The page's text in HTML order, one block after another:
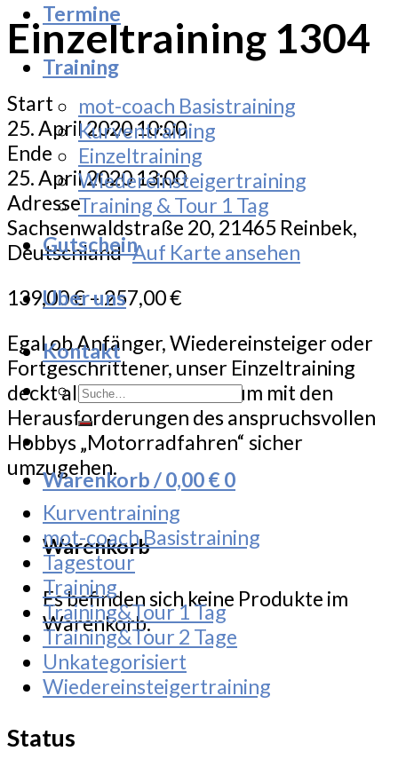
Termine
Training
mot-coach Basistraining
Kurventraining
Einzeltraining
Wiedereinsteigertraining
Training & Tour 1 Tag
Gutschein
Uber uns
Kontakt
Suche
nach:
Warenkorb /0,00€0
Warenkorb
Es befinden sich keine Produkte im
Warenkorb.
Einzeltraining 1304
Start
25. April 2020 10:00
Ende
25. April 2020 13:00
Adresse
Sachsenwaldstraße 20, 21465 Reinbek,
DeutschlandAuf Karte ansehen
139,00€–257,00€
Egal ob Anfänger, Wiedereinsteiger oder
Fortgeschrittener, unser Einzeltraining
deckt alle Bedürfnisse ab um mit den
Herausforderungen des anspruchsvollen
Hobbys „Motorradfahren“ sicher
umzugehen.
Kurventraining
mot-coach Basistraining
Tagestour
Training
Training&Tour 1 Tag
Training&Tour 2 Tage
Unkategorisiert
Wiedereinsteigertraining
Status